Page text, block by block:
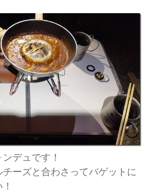
デュです！
ーズと合わさってバゲットに